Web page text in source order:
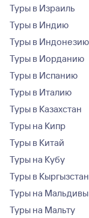
Туры в Израиль
Туры в Индию
Туры в Индонезию
Туры в Иорданию
Туры в Испанию
Туры в Италию
Туры в Казахстан
Туры на Кипр
Туры в Китай
Туры на Кубу
Туры в Кыргызстан
Туры на Мальдивы
Туры на Мальту